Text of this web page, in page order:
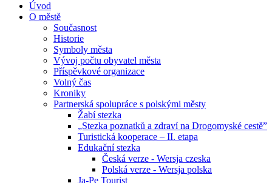
Úvod
O městě
Současnost
Historie
Symboly města
Vývoj počtu obyvatel města
Příspěvkové organizace
Volný čas
Kroniky
Partnerská spolupráce s polskými městy
Žabí stezka
„Stezka poznatků a zdraví na Drogomyské cestě”
Turistická kooperace – II. etapa
Edukační stezka
Česká verze - Wersja czeska
Polská verze - Wersja polska
Ja-Pe Tourist